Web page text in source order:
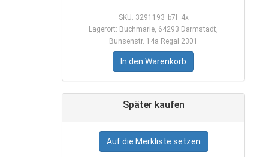
SKU: 3291193_b7f_4x
Lagerort: Buchmarie, 64293 Darmstadt,
Bunsenstr. 14a Regal 2301
In den Warenkorb
Später kaufen
Auf die Merkliste setzen